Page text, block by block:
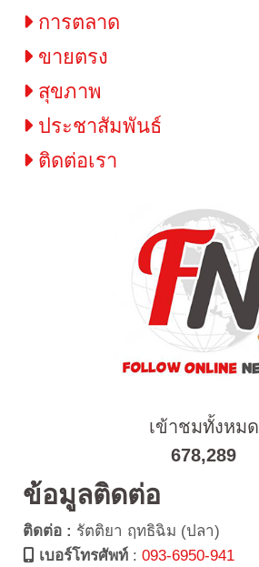
การตลาด
ขายตรง
สุขภาพ
ประชาสัมพันธ์
ติดต่อเรา
เข้าชมทั้งหมด
678,289
ข้อมูลติดต่อ
ติดต่อ : รัตติยา ฤทธิฉิม (ปลา)
เบอร์โทรศัพท์ : 093-6950-941